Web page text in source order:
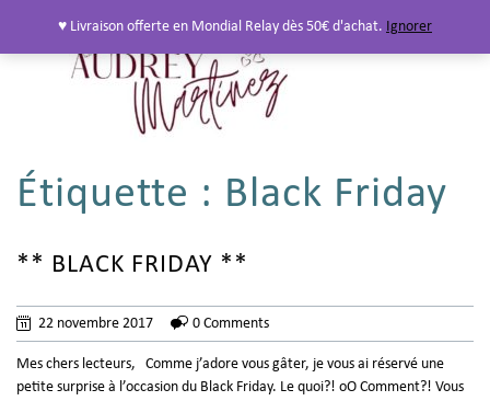
Étiquette : Black Friday
** BLACK FRIDAY **
22 novembre 2017 0 Comments
Mes chers lecteurs, Comme j’adore vous gâter, je vous ai réservé une
petite surprise à l’occasion du Black Friday. Le quoi?! oO Comment?! Vous
♥ Livraison offerte en Mondial Relay dès 50€ d'achat. Ignorer